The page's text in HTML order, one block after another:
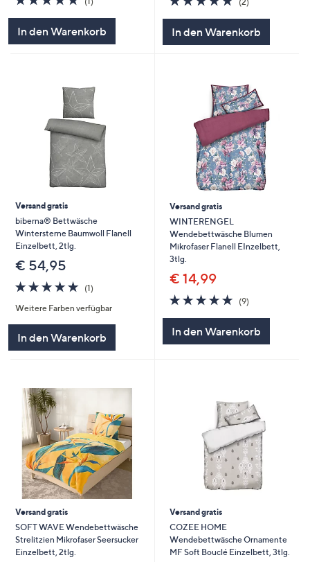
von
In den Warenkorb
von
In den Warenkorb
Versand gratis
biberna® Bettwäsche
Wintersterne Baumwoll Flanell
Einzelbett, 2tlg.
€ 54,95
5.0
von
5
(1)1
Weitere Farben verfügbar
In den Warenkorb
Versand gratis
WINTERENGEL
Wendebettwäsche Blumen
Mikrofaser Flanell EInzelbett,
3tlg.
€ 14,99
4.9
von
(9)9
In den Warenkorb
Versand gratis
SOFT WAVE Wendebettwäsche
Strelitzien Mikrofaser Seersucker
Einzelbett, 2tlg.
Versand gratis
COZEE HOME
Wendebettwäsche Ornamente
MF Soft Bouclé Einzelbett, 3tlg.